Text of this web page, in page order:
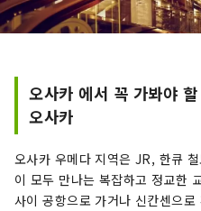
오사카 에서 꼭 가봐야
오사카
오사카 우메다 지역은 JR, 한큐
이 모두 만나는 복잡하고 정교한
사이 공항으로 가거나 신칸센으